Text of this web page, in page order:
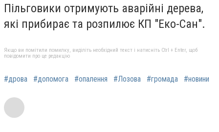
Пільговики отримують аварійні дерева,
які прибирає та розпилює КП "Еко-Сан".
Якщо ви помітили помилку, виділіть необхідний текст і натисніть Ctrl + Enter, щоб
повідомити про це редакцію
#дрова #допомога #опалення #Лозова #громада #новини